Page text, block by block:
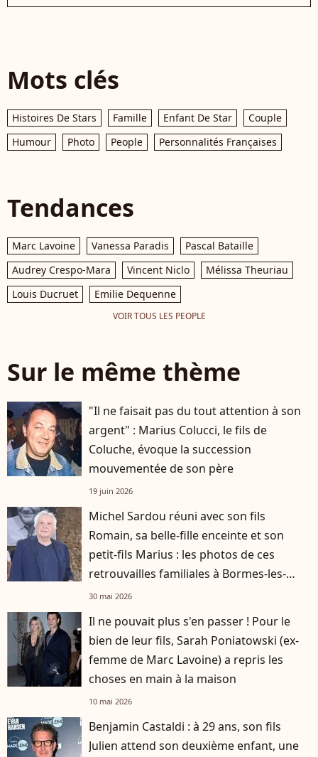
Mots clés
Histoires De Stars Famille Enfant De Star
Couple
Humour
Photo People Personnalités Françaises
Tendances
Marc Lavoine Vanessa Paradis
Pascal Bataille
Audrey Crespo-Mara
Vincent Niclo
Mélissa Theuriau
Louis Ducruet
Emilie Dequenne
VOIR TOUS LES PEOPLE
Sur le même thème
"Il ne faisait pas du tout attention à son
argent" : Marius Colucci, le fils de
Coluche, évoque la succession
mouvementée de son père
19 juin 2026
Michel Sardou réuni avec son fils
Romain, sa belle-fille enceinte et son
petit-fils Marius : les photos de ces
retrouvailles familiales à Bormes-les-
Mimosas
30 mai 2026
Il ne pouvait plus s'en passer ! Pour le
bien de leur fils, Sarah Poniatowski (ex-
femme de Marc Lavoine) a repris les
choses en main à la maison
10 mai 2026
Benjamin Castaldi : à 29 ans, son fils
Julien attend son deuxième enfant, une